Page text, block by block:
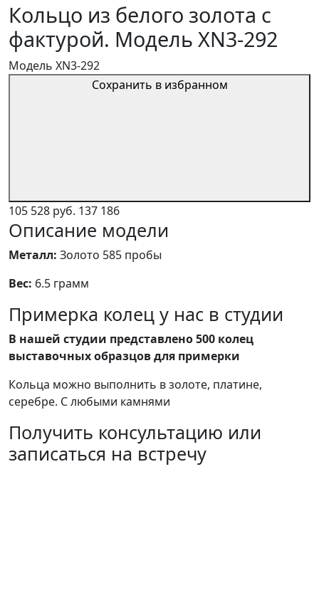
Кольцо из белого золота с
фактурой. Модель XN3-292
Модель XN3-292
Сохранить в избранном
105 528 руб. 137 186
Описание модели
Металл: Золото 585 пробы
Вес: 6.5 грамм
Примерка колец у нас в студии
В нашей студии представлено 500 колец
выставочных образцов для примерки
Кольца можно выполнить в золоте, платине,
серебре. С любыми камнями
Получить консультацию или
записаться на встречу